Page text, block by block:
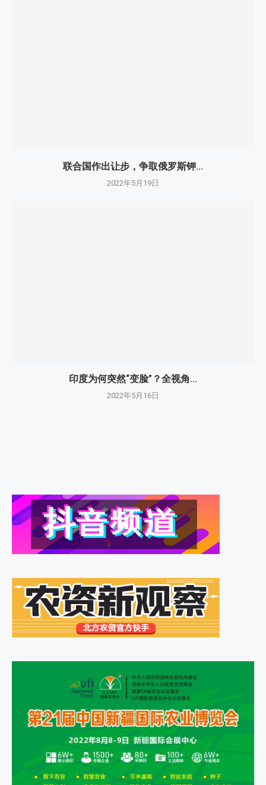
联合国作出让步，争取俄罗斯钾...
2022年5月19日
印度为何突然“变脸”？全视角...
2022年5月16日